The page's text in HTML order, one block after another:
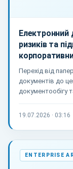
Електронний
ризиків та
Перехід від
документів до
документообігу
19.07.2026 · 03:16
ENTERPRISE